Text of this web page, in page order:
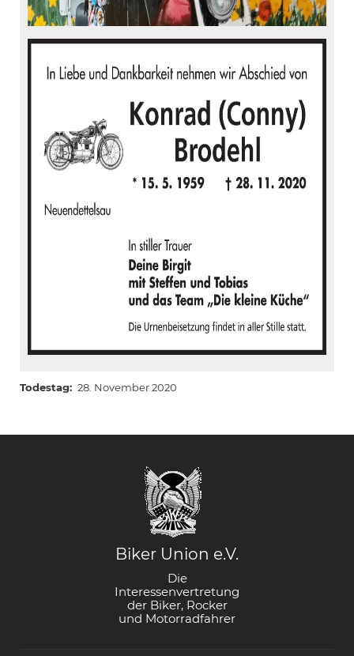
Todestag 28. November 2020
Biker Union e.V.
Die
Interessenvertretung
der Biker, Rocker
und Motorradfahrer